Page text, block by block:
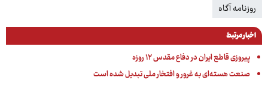
روزنامه آگاه
اخبار مرتبط
پیروزی قاطع ایران در دفاع مقدس ۱۲ روزه
صنعت هسته‌ای به غرور و افتخار ملی تبدیل شده است